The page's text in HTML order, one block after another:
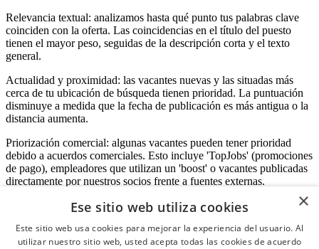
Relevancia textual: analizamos hasta qué punto tus palabras clave
coinciden con la oferta. Las coincidencias en el título del puesto
tienen el mayor peso, seguidas de la descripción corta y el texto
general.
Actualidad y proximidad: las vacantes nuevas y las situadas más
cerca de tu ubicación de búsqueda tienen prioridad. La puntuación
disminuye a medida que la fecha de publicación es más antigua o la
distancia aumenta.
Priorización comercial: algunas vacantes pueden tener prioridad
debido a acuerdos comerciales. Esto incluye 'TopJobs' (promociones
de pago), empleadores que utilizan un 'boost' o vacantes publicadas
directamente por nuestros socios frente a fuentes externas.
Acceso empresas
×
Ese sitio web utiliza cookies
Este sitio web usa cookies para mejorar la experiencia del usuario. Al
utilizar nuestro sitio web, usted acepta todas las cookies de acuerdo